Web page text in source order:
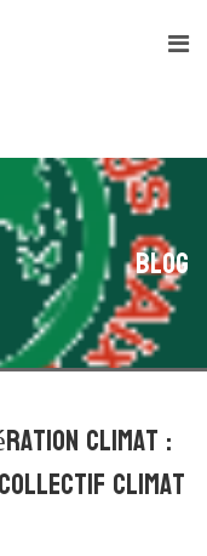
Blog
climat :
Climat